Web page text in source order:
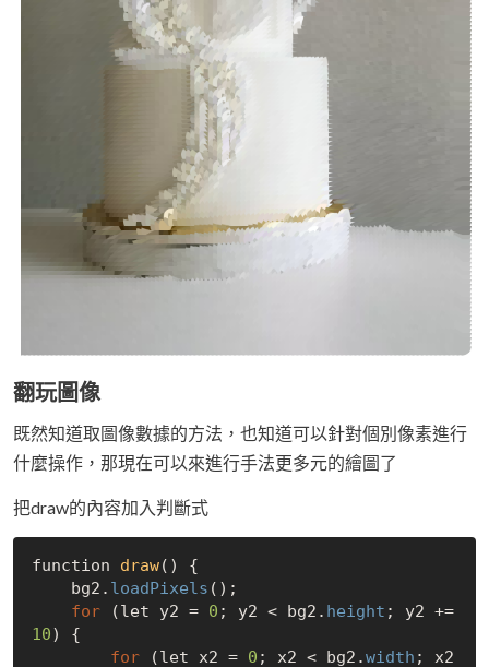
翻玩圖像
既然知道取圖像數據的方法，也知道可以針對個別像素進行
什麼操作，那現在可以來進行手法更多元的繪圖了
把draw的內容加入判斷式
function draw() {
    bg2.
loadPixels ();
for (let y2 = 0 ; y2 < bg2. height ; y2 +=
10) {
for (let x2 = 0 ; x2 < bg2.width ; x2